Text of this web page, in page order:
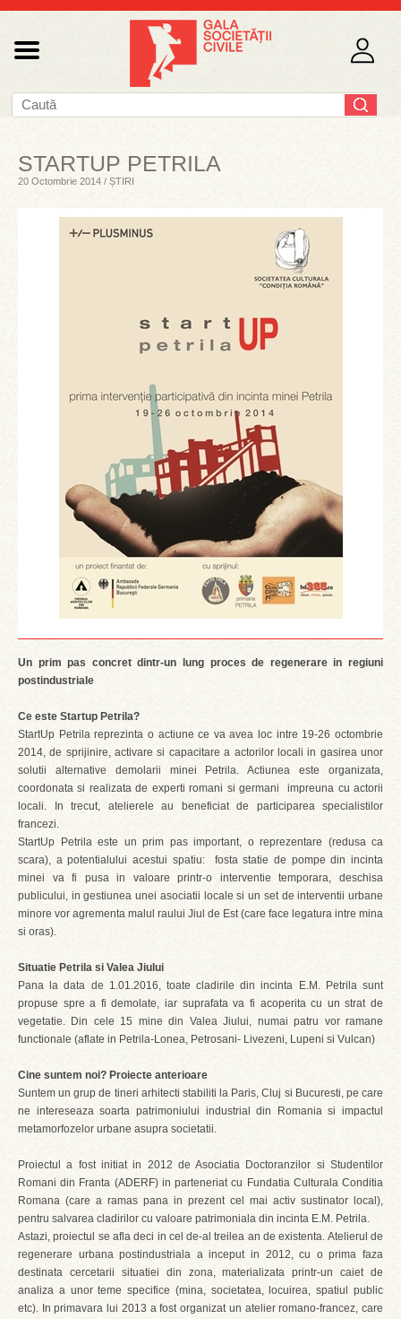
STARTUP PETRILA
20 Octombrie 2014 / ȘTIRI
Un prim pas concret dintr-un lung proces de regenerare in regiuni
postindustriale
Ce este Startup Petrila?
StartUp Petrila reprezinta o actiune ce va avea loc intre 19-26 octombrie
2014, de sprijinire, activare si capacitare a actorilor locali in gasirea unor
solutii alternative demolarii minei Petrila. Actiunea este organizata,
coordonata si realizata de experti romani si germani impreuna cu actorii
locali. In trecut, atelierele au beneficiat de participarea specialistilor
francezi.
StartUp Petrila este un prim pas important, o reprezentare (redusa ca
scara), a potentialului acestui spatiu: fosta statie de pompe din incinta
minei va fi pusa in valoare printr-o interventie temporara, deschisa
publicului, in gestiunea unei asociatii locale si un set de interventii urbane
minore vor agrementa malul raului Jiul de Est (care face legatura intre mina
si oras).
Situatie Petrila si Valea Jiului
Pana la data de 1.01.2016, toate cladirile din incinta E.M. Petrila sunt
propuse spre a fi demolate, iar suprafata va fi acoperita cu un strat de
vegetatie. Din cele 15 mine din Valea Jiului, numai patru vor ramane
functionale (aflate in Petrila-Lonea, Petrosani- Livezeni, Lupeni si Vulcan)
Cine suntem noi? Proiecte anterioare
Suntem un grup de tineri arhitecti stabiliti la Paris, Cluj si Bucuresti, pe care
ne intereseaza soarta patrimoniului industrial din Romania si impactul
metamorfozelor urbane asupra societatii.
Proiectul a fost initiat in 2012 de Asociatia Doctoranzilor si Studentilor
Romani din Franta (ADERF) in parteneriat cu Fundatia Culturala Conditia
Romana (care a ramas pana in prezent cel mai activ sustinator local),
pentru salvarea cladirilor cu valoare patrimoniala din incinta E.M. Petrila.
Astazi, proiectul se afla deci in cel de-al treilea an de existenta. Atelierul de
regenerare urbana postindustriala a inceput in 2012, cu o prima faza
destinata cercetarii situatiei din zona, materializata printr-un caiet de
analiza a unor teme specifice (mina, societatea, locuirea, spatiul public
etc). In primavara lui 2013 a fost organizat un atelier romano-francez, care